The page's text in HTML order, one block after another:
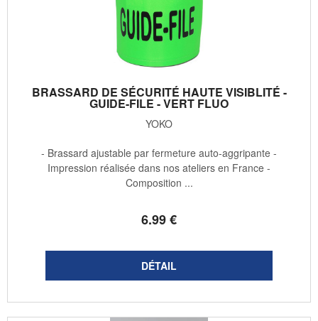
BRASSARD DE SÉCURITÉ HAUTE VISIBLITÉ -
GUIDE-FILE - VERT FLUO
YOKO
6.99€
- Brassard ajustable par fermeture auto-aggripante -
Impression réalisée dans nos ateliers en France -
Composition ...